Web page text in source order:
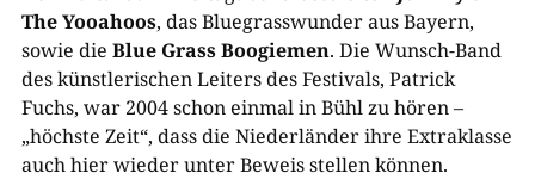
The Yooahoos, das Bluegrasswunder aus Bayern,
sowie die Blue Grass Boogiemen. Die Wunsch-Band
des künstlerischen Leiters des Festivals, Patrick
Fuchs, war 2004 schon einmal in Bühl zu hören –
„höchste Zeit“, dass die Niederländer ihre Extraklasse
auch hier wieder unter Beweis stellen können.